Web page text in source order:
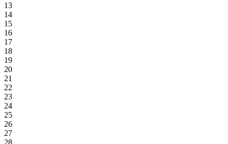
13
14
15
16
17
18
19
20
21
22
23
24
25
26
27
28